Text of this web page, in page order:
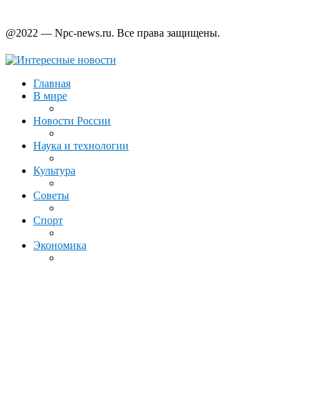
@2022 — Npc-news.ru. Все права защищены.
Главная
В мире
Новости России
Наука и технологии
Культура
Советы
Спорт
Экономика